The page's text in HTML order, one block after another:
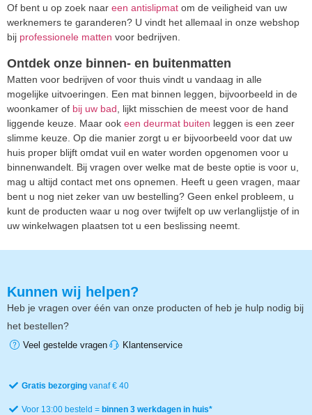
Of bent u op zoek naar een antislipmat om de veiligheid van uw
werknemers te garanderen? U vindt het allemaal in onze webshop
bij professionele matten voor bedrijven.
Ontdek onze binnen- en buitenmatten
Matten voor bedrijven of voor thuis vindt u vandaag in alle
mogelijke uitvoeringen. Een mat binnen leggen, bijvoorbeeld in de
woonkamer of bij uw bad , lijkt misschien de meest voor de hand
liggende keuze. Maar ook een deurmat buiten leggen is een zeer
slimme keuze. Op die manier zorgt u er bijvoorbeeld voor dat uw
huis proper blijft omdat vuil en water worden opgenomen voor u
binnenwandelt. Bij vragen over welke mat de beste optie is voor u,
mag u altijd contact met ons opnemen. Heeft u geen vragen, maar
bent u nog niet zeker van uw bestelling? Geen enkel probleem, u
kunt de producten waar u nog over twijfelt op uw verlanglijstje of in
uw winkelwagen plaatsen tot u een beslissing neemt.
Kunnen wij helpen?
Heb je vragen over één van onze producten of heb je hulp nodig bij
het bestellen?
Veel gestelde vragen Klantenservice
Gratis bezorgingvanaf € 40
Voor 13:00 besteld =binnen 3 werkdagen in huis*